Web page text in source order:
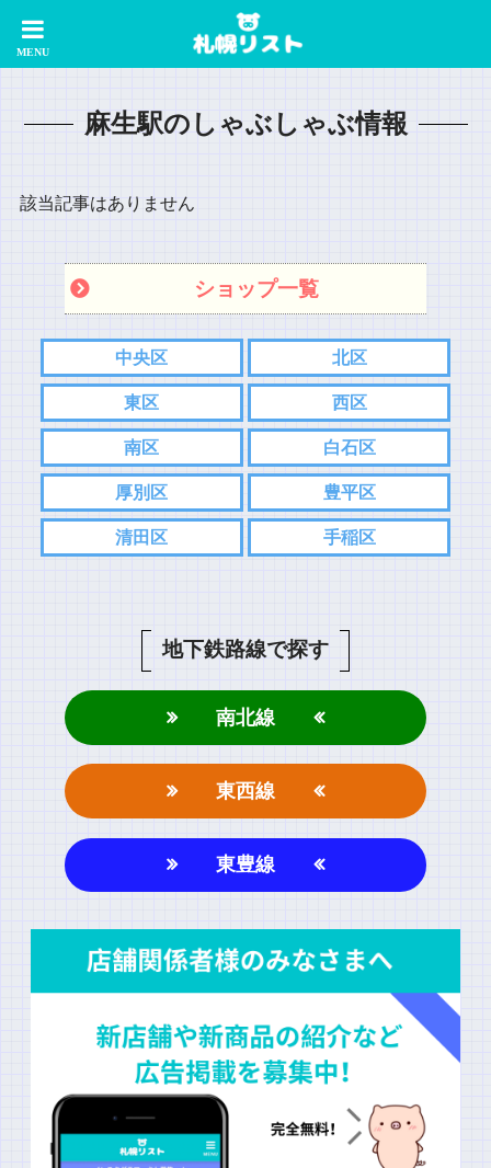
麻生駅のしゃぶしゃぶ情報
該当記事はありません
ショップ一覧
中央区 北区
東区 西区
南区 白石区
厚別区 豊平区
清田区 手稲区
地下鉄路線で探す
南北線
東西線
東豊線